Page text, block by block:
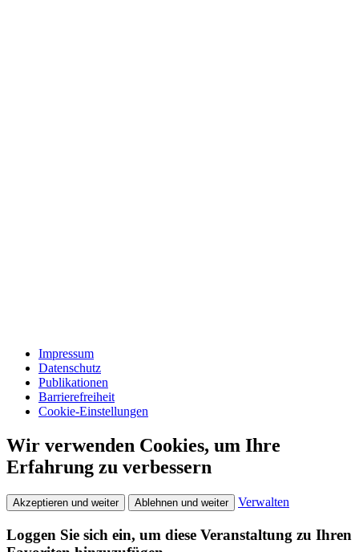
Impressum
Datenschutz
Publikationen
Barrierefreiheit
Cookie-Einstellungen
Wir verwenden Cookies, um Ihre
Erfahrung zu verbessern
Akzeptieren und weiter Ablehnen und weiter Verwalten
Loggen Sie sich ein, um diese Veranstaltung zu Ihren